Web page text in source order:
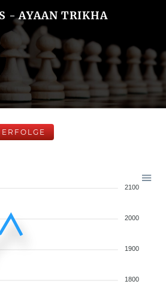
- AYAAN TRIKHA
ERFOLGE
2100
2000
1900
1800